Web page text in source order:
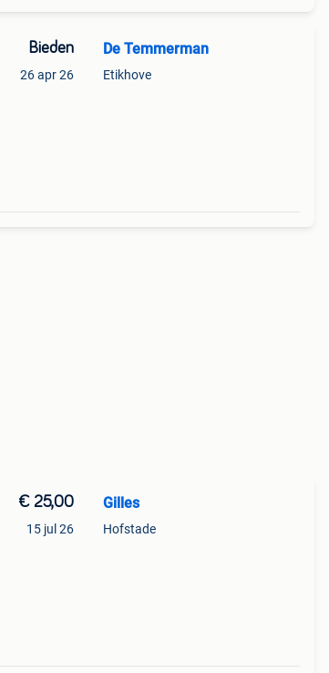
Bieden
26 apr 26
De Temmerman
Etikhove
€ 25,00
15 jul 26
Gilles
Hofstade